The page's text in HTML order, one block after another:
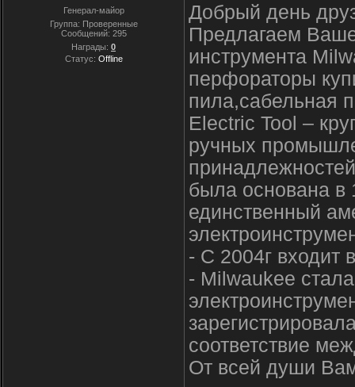
Генерал-майор
Группа: Проверенные
Сообщений: 295
Награды: 0
Статус: Offline
Добрый день
Предлагаем
инструмента
перфораторы
пила,сабельная
Electric Tool –
ручных
была основана в
единственный
- С 2004г входит
- Milwaukee
соответствие
От всей души